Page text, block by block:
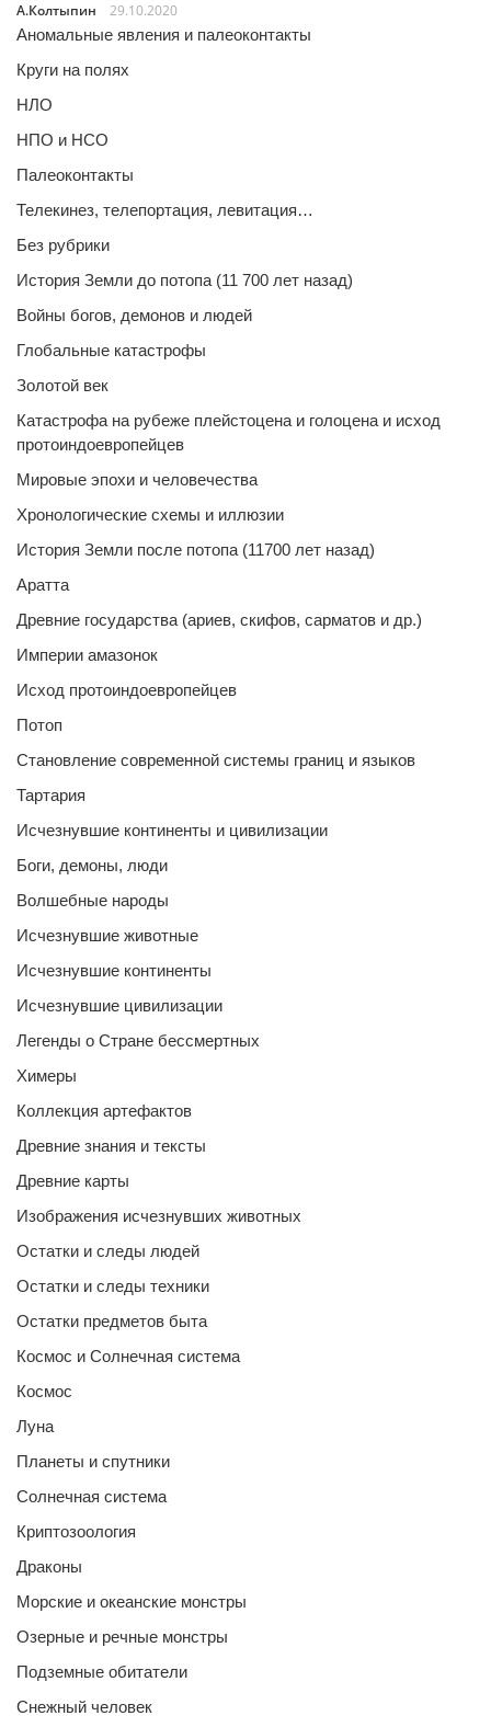
А.Колтыпин
29.10.2020
Аномальные явления и палеоконтакты
Круги на полях
НЛО
НПО и НСО
Палеоконтакты
Телекинез, телепортация, левитация…
Без рубрики
История Земли до потопа (11 700 лет назад)
Войны богов, демонов и людей
Глобальные катастрофы
Золотой век
Катастрофа на рубеже плейстоцена и голоцена и исход
протоиндоевропейцев
Мировые эпохи и человечества
Хронологические схемы и иллюзии
История Земли после потопа (11700 лет назад)
Аратта
Древние государства (ариев, скифов, сарматов и др.)
Империи амазонок
Исход протоиндоевропейцев
Потоп
Становление современной системы границ и языков
Тартария
Исчезнувшие континенты и цивилизации
Боги, демоны, люди
Волшебные народы
Исчезнувшие животные
Исчезнувшие континенты
Исчезнувшие цивилизации
Легенды о Стране бессмертных
Химеры
Коллекция артефактов
Древние знания и тексты
Древние карты
Изображения исчезнувших животных
Остатки и следы людей
Остатки и следы техники
Остатки предметов быта
Космос и Солнечная система
Космос
Луна
Планеты и спутники
Солнечная система
Криптозоология
Драконы
Морские и океанские монстры
Озерные и речные монстры
Подземные обитатели
Снежный человек